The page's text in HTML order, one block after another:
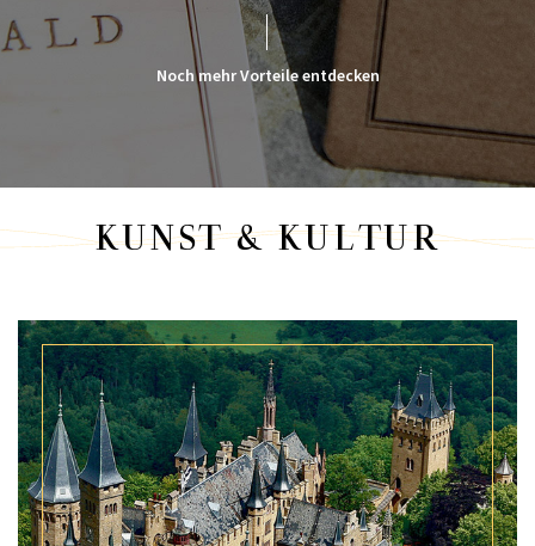
Noch mehr Vorteile entdecken
KUNST & KULTUR